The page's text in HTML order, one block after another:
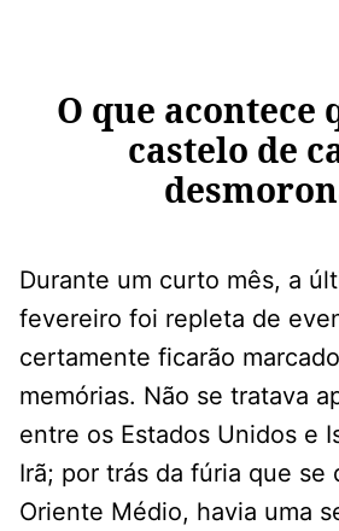
O que acontece
castelo de
Durante um curto mês, a
fevereiro foi repleta de
certamente ficarão
memórias. Não se tratava
entre os Estados Unidos e
Irã; por trás da fúria que se
Oriente Médio, havia uma